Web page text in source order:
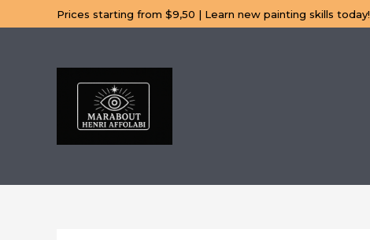
au
Prices starting from $9,50 | Learn new painting skills today!